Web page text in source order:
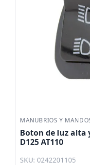
MANUBRIOS Y
Boton de luz alta
D125 AT110
SKU: 0242201105